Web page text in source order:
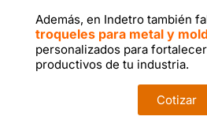
Además, en Indetro también
troqueles para metal y
personalizados para
productivos de tu industria.
Cotizar